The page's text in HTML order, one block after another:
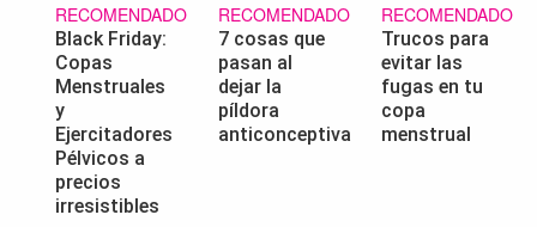
RECOMENDADO
Black Friday:
Copas
Menstruales
y
Ejercitadores
Pélvicos a
precios
irresistibles
RECOMENDADO
7 cosas que
pasan al
dejar la
píldora
anticonceptiva
RECOMENDADO
Trucos para
evitar las
fugas en tu
copa
menstrual